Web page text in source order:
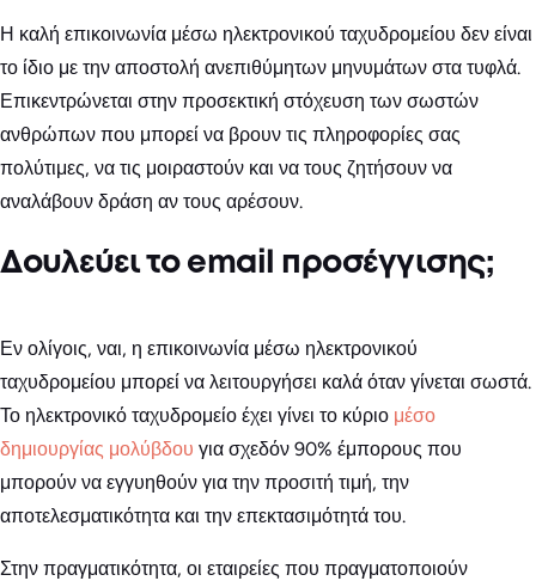
Η καλή επικοινωνία μέσω ηλεκτρονικού ταχυδρομείου δεν είναι
το ίδιο με την αποστολή ανεπιθύμητων μηνυμάτων στα τυφλά.
Επικεντρώνεται στην προσεκτική στόχευση των σωστών
ανθρώπων που μπορεί να βρουν τις πληροφορίες σας
πολύτιμες, να τις μοιραστούν και να τους ζητήσουν να
αναλάβουν δράση αν τους αρέσουν.
Δουλεύει το email προσέγγισης;
Εν ολίγοις, ναι, η επικοινωνία μέσω ηλεκτρονικού
ταχυδρομείου μπορεί να λειτουργήσει καλά όταν γίνεται σωστά.
Το ηλεκτρονικό ταχυδρομείο έχει γίνει το κύριο μέσο
δημιουργίας μολύβδου για σχεδόν 90% έμπορους που
μπορούν να εγγυηθούν για την προσιτή τιμή, την
αποτελεσματικότητα και την επεκτασιμότητά του.
Στην πραγματικότητα, οι εταιρείες που πραγματοποιούν